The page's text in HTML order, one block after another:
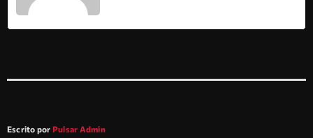
Escrito por Pulsar Admin